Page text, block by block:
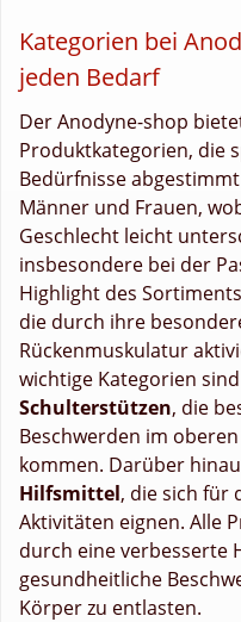
Kategorien bei
jeden Bedarf
Der Anodyne-shop
Produktkategorien, die
Bedürfnisse
Männer und Frauen,
Geschlecht leicht
insbesondere bei der
Highlight des
die durch ihre
Rückenmuskulatur
wichtige Kategorien sind
Schulterstützen, die
Beschwerden im
kommen. Darüber
Hilfsmittel, die sich für
Aktivitäten eignen. Alle
durch eine verbesserte
gesundheitliche
Körper zu entlasten.